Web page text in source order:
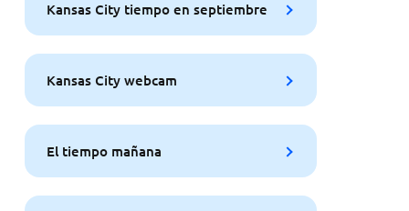
Kansas City tiempo en septiembre
Kansas City webcam
El tiempo mañana